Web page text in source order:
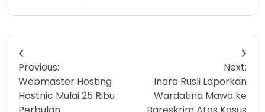
Post
navigation
Previous:
Webmaster Hosting
Hostnic Mulai 25 Ribu
Next:
Inara Rusli Laporkan
Wardatina Mawa ke